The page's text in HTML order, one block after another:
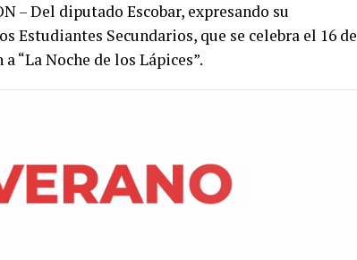
– Del diputado Escobar, expresando su
Estudiantes Secundarios, que se celebra el 16 de
“La Noche de los Lápices”.